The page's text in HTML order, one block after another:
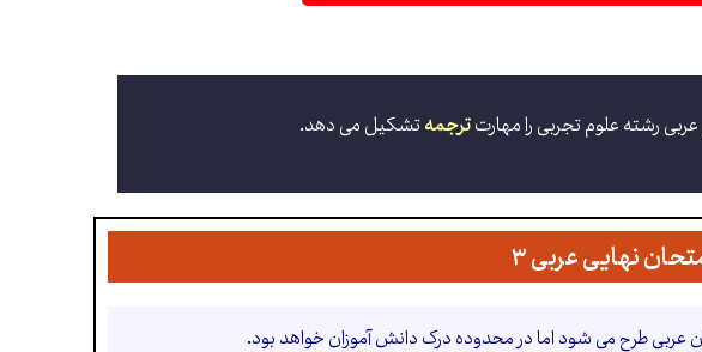
رشته علوم تجربی را مهارتترجمهتشکیل می دهد.
نهایی عربی ۳
عربی طرح می شود اما در محدوده درک دانش آموزان خواهد بود.